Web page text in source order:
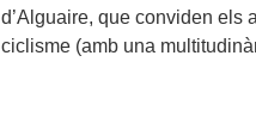
d’Alguaire, que conviden els
ciclisme (amb una